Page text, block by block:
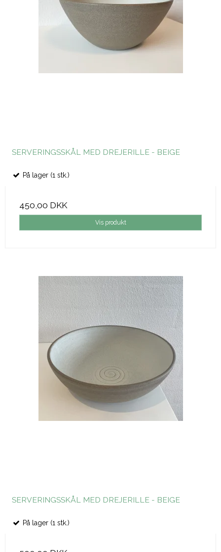
SERVERINGSSKÅL MED DREJERILLE - BEIGE
På lager (1 stk.)
450,00 DKK
Vis produkt
SERVERINGSSKÅL MED DREJERILLE - BEIGE
På lager (1 stk.)